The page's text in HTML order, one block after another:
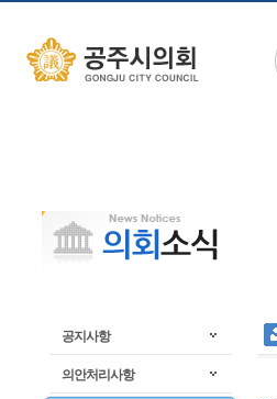
좌측메뉴 건너뛰기
공지사항
의안처리사항